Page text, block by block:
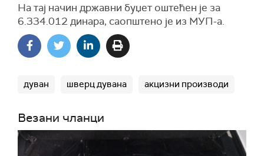
На тај начин државни буџет оштећен је за
6.334.012 динара, саопштено је из МУП-а.
дуван шверц дувана акцизни производи
Везани чланци